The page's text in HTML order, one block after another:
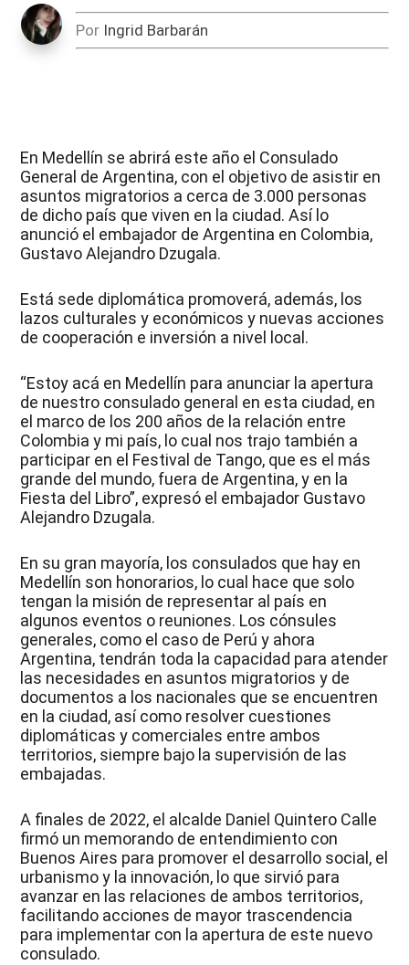
Por Ingrid Barbarán
En Medellín se abrirá este año el Consulado
General de Argentina, con el objetivo de asistir en
asuntos migratorios a cerca de 3.000 personas
de dicho país que viven en la ciudad. Así lo
anunció el embajador de Argentina en Colombia,
Gustavo Alejandro Dzugala.
Está sede diplomática promoverá, además, los
lazos culturales y económicos y nuevas acciones
de cooperación e inversión a nivel local.
“Estoy acá en Medellín para anunciar la apertura
de nuestro consulado general en esta ciudad, en
el marco de los 200 años de la relación entre
Colombia y mi país, lo cual nos trajo también a
participar en el Festival de Tango, que es el más
grande del mundo, fuera de Argentina, y en la
Fiesta del Libro”, expresó el embajador Gustavo
Alejandro Dzugala.
En su gran mayoría, los consulados que hay en
Medellín son honorarios, lo cual hace que solo
tengan la misión de representar al país en
algunos eventos o reuniones. Los cónsules
generales, como el caso de Perú y ahora
Argentina, tendrán toda la capacidad para atender
las necesidades en asuntos migratorios y de
documentos a los nacionales que se encuentren
en la ciudad, así como resolver cuestiones
diplomáticas y comerciales entre ambos
territorios, siempre bajo la supervisión de las
embajadas.
A finales de 2022, el alcalde Daniel Quintero Calle
firmó un memorando de entendimiento con
Buenos Aires para promover el desarrollo social, el
urbanismo y la innovación, lo que sirvió para
avanzar en las relaciones de ambos territorios,
facilitando acciones de mayor trascendencia
para implementar con la apertura de este nuevo
consulado.